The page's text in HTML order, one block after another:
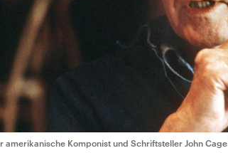
amerikanische Komponist und Schriftsteller John Cage